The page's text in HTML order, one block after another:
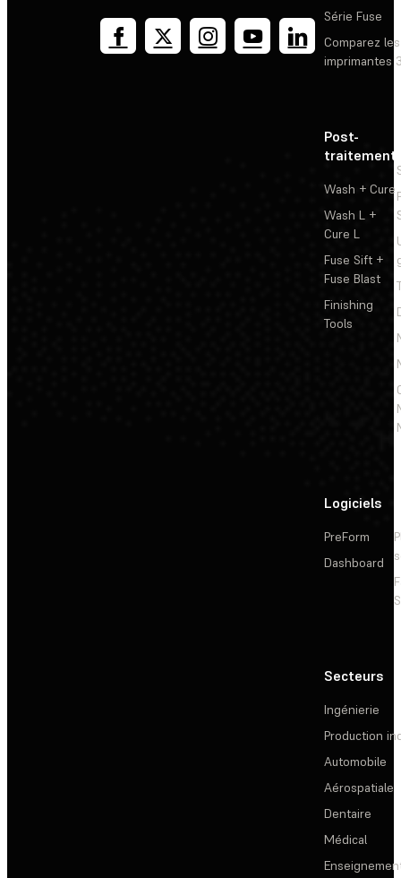
Série Fuse
Comparez les
imprimantes
Post-
traitement
Wash + Cure
Wash L +
Cure L
Fuse Sift +
Fuse Blast
Finishing
Tools
Logiciels
PreForm
Dashboard
Secteurs
Ingénierie
Production
Automobile
Aérospatiale
Dentaire
Médical